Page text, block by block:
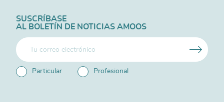
SUSCRÍBASE
AL BOLETÍN DE NOTICIAS AMOOS
Particular Profesional